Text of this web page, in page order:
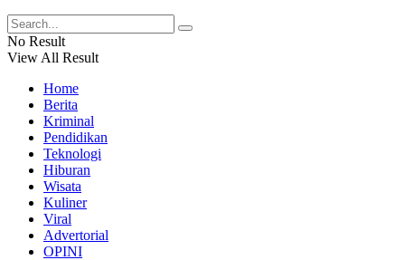
No Result
View All Result
Home
Berita
Kriminal
Pendidikan
Teknologi
Hiburan
Wisata
Kuliner
Viral
Advertorial
OPINI